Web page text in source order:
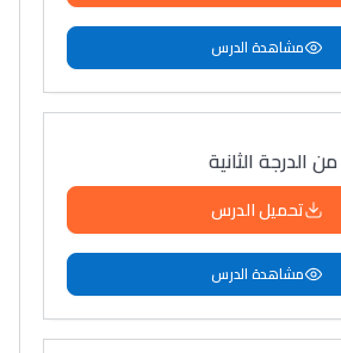
مشاهدة الدرس
الدرجة الثانية
تحميل الدرس
مشاهدة الدرس